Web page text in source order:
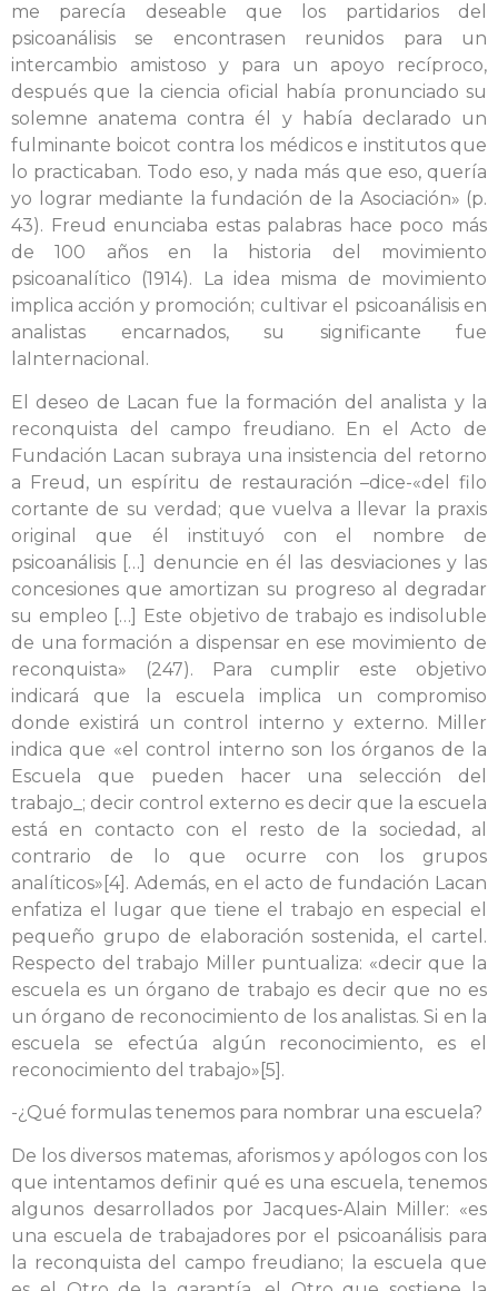
me parecía deseable que los partidarios del
psicoanálisis se encontrasen reunidos para un
intercambio amistoso y para un apoyo recíproco,
después que la ciencia oficial había pronunciado su
solemne anatema contra él y había declarado un
fulminante boicot contra los médicos e institutos que
lo practicaban. Todo eso, y nada más que eso, quería
yo lograr mediante la fundación de la Asociación» (p.
43). Freud enunciaba estas palabras hace poco más
de 100 años en la historia del movimiento
psicoanalítico (1914). La idea misma de movimiento
implica acción y promoción; cultivar el psicoanálisis en
analistas encarnados, su significante fue
laInternacional.
El deseo de Lacan fue la formación del analista y la
reconquista del campo freudiano. En el Acto de
Fundación Lacan subraya una insistencia del retorno
a Freud, un espíritu de restauración –dice-«del filo
cortante de su verdad; que vuelva a llevar la praxis
original que él instituyó con el nombre de
psicoanálisis […] denuncie en él las desviaciones y las
concesiones que amortizan su progreso al degradar
su empleo […] Este objetivo de trabajo es indisoluble
de una formación a dispensar en ese movimiento de
reconquista» (247). Para cumplir este objetivo
indicará que la escuela implica un compromiso
donde existirá un control interno y externo. Miller
indica que «el control interno son los órganos de la
Escuela que pueden hacer una selección del
trabajo_; decir control externo es decir que la escuela
está en contacto con el resto de la sociedad, al
contrario de lo que ocurre con los grupos
analíticos»[4]. Además, en el acto de fundación Lacan
enfatiza el lugar que tiene el trabajo en especial el
pequeño grupo de elaboración sostenida, el cartel.
Respecto del trabajo Miller puntualiza: «decir que la
escuela es un órgano de trabajo es decir que no es
un órgano de reconocimiento de los analistas. Si en la
escuela se efectúa algún reconocimiento, es el
reconocimiento del trabajo»[5].
-¿Qué formulas tenemos para nombrar una escuela?
De los diversos matemas, aforismos y apólogos con los
que intentamos definir qué es una escuela, tenemos
algunos desarrollados por Jacques-Alain Miller: «es
una escuela de trabajadores por el psicoanálisis para
la reconquista del campo freudiano; la escuela que